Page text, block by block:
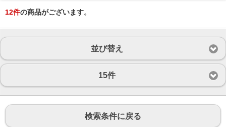
12件の商品がございます。
並び替え
15件
検索条件に戻る